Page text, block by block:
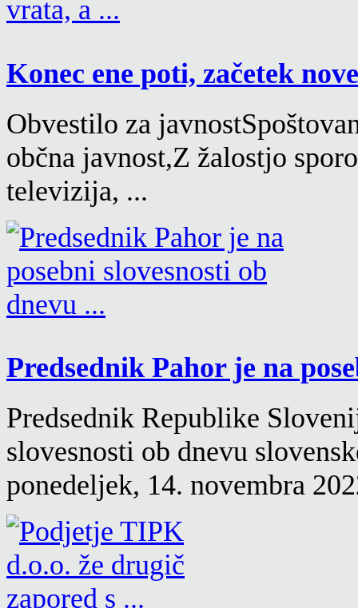
Konec ene poti, začetek
Obvestilo za
občna javnost,Z žalostjo
televizija, ...
Predsednik Pahor je na
Predsednik Republike
slovesnosti ob dnevu
ponedeljek, 14. novembra